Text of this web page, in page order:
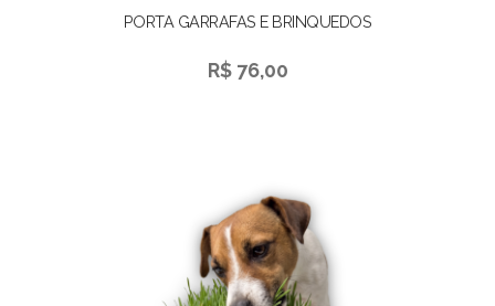
PORTA GARRAFAS E BRINQUEDOS
R$ 76,00